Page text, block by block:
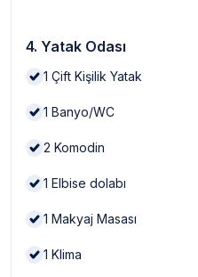
4. Yatak Odası
1 Çift Kişilik Yatak
1 Banyo/WC
2 Komodin
1 Elbise dolabı
1 Makyaj Masası
1 Klima